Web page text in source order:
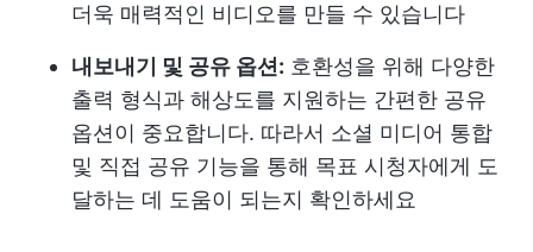
더욱 매력적인 비디오를 만들 수 있습니다
내보내기 및 공유 옵션: 호환성을 위해 다양한
출력 형식과 해상도를 지원하는 간편한 공유
옵션이 중요합니다. 따라서 소셜 미디어 통합
및 직접 공유 기능을 통해 목표 시청자에게 도
달하는 데 도움이 되는지 확인하세요